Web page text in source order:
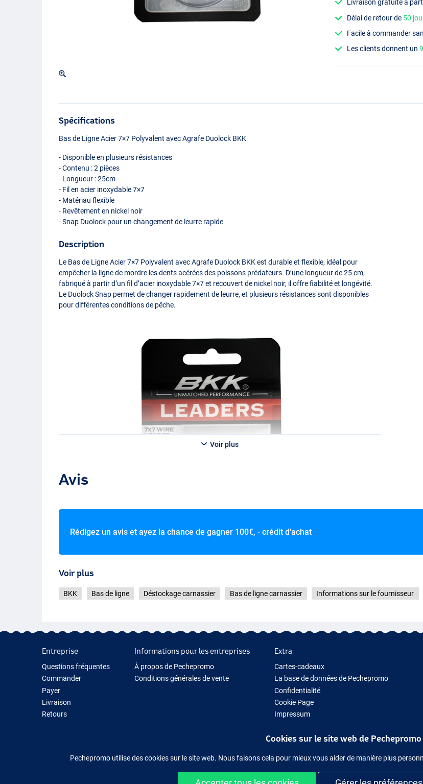
Livraison gratuite à
Délai de retour de 50
Facile à commander
Les clients donnent un
Spécifications
Bas de Ligne Acier 7×7 Polyvalent avec Agrafe Duolock BKK
- Disponible en plusieurs résistances
- Contenu : 2 pièces
- Longueur : 25cm
- Fil en acier inoxydable 7×7
- Matériau flexible
- Revêtement en nickel noir
- Snap Duolock pour un changement de leurre rapide
Description
Le Bas de Ligne Acier 7×7 Polyvalent avec Agrafe Duolock BKKest durable et flexible, idéal pour
empêcher la ligne de mordre les dents acérées des poissons prédateurs. D’une longueur de 25 cm,
fabriqué à partir d’un fil d’acier inoxydable 7×7 et recouvert de nickel noir, il offre fiabilité et longévité.
Le Duolock Snap permet de changer rapidement de leurre, et plusieurs résistances sont disponibles
pour différentes conditions de pêche.
Voir plus
Avis
Rédigez un avis et ayez la chance de gagner 100€, - crédit d'achat
Voir plus
BKK Bas de ligne Déstockage carnassier Bas de ligne carnassier Informations sur le fournisseur
Entreprise
Questions fréquentes
Commander
Payer
Livraison
Retours
Informations pour les entreprises
À propos de Pechepromo
Conditions générales de vente
Extra
Cartes-cadeaux
La base de données de Pechepromo
Confidentialité
Cookie Page
Impressum
Nouveau Matériel de Pêche
Cookies sur le site web de Pechepromo
Pechepromo utilise des cookies sur le site web. Nous faisons cela pour mieux vous aider de manière plus